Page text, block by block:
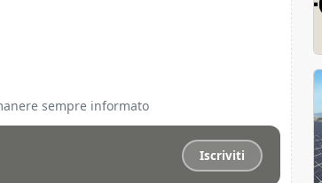
sempre informato
Iscriviti